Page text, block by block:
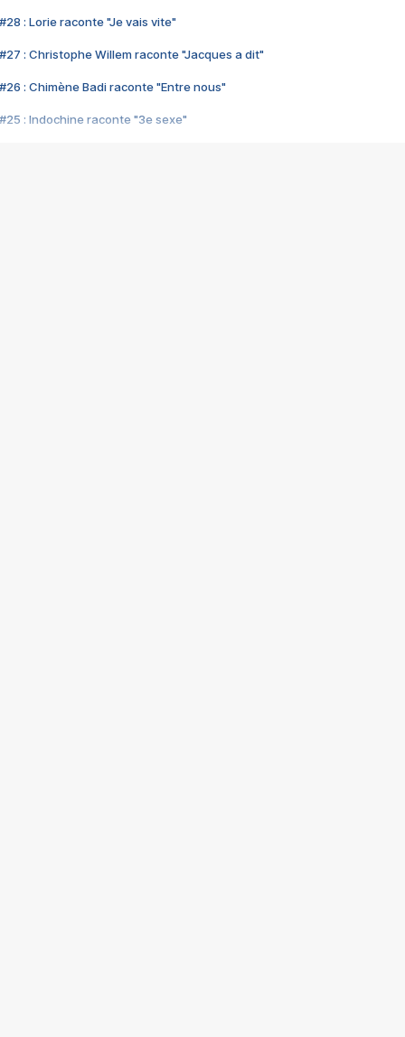
#28 : Lorie raconte "Je vais vite"
#27 : Christophe Willem raconte "Jacques a dit"
#26 : Chimène Badi raconte "Entre nous"
#25 : Indochine raconte "3e sexe"